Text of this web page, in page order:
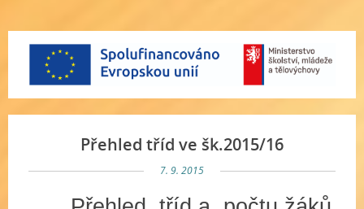
Přehled tříd ve šk.2015/16
7. 9. 2015